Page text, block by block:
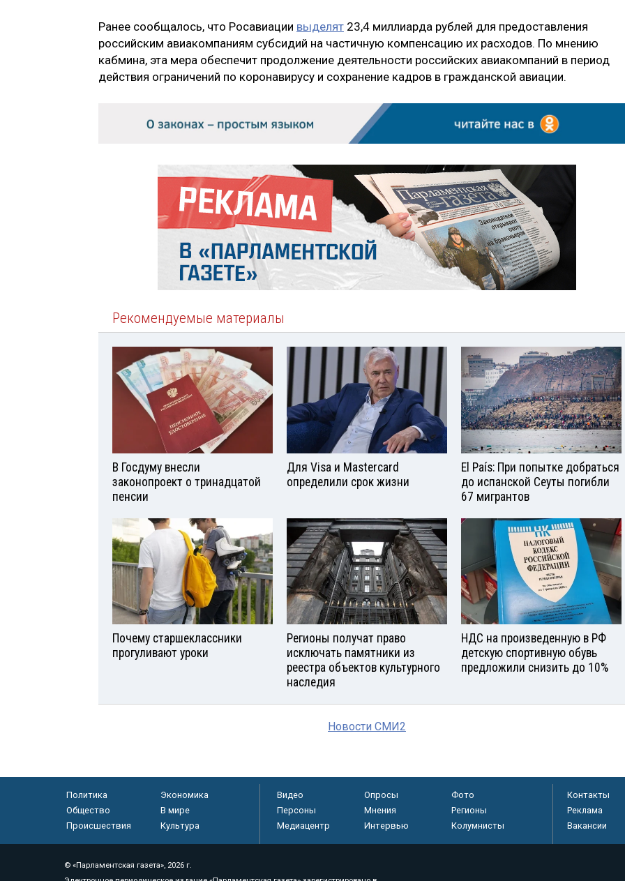
Ранее сообщалось, что Росавиации выделят 23,4 миллиарда рублей для предоставления
российским авиакомпаниям субсидий на частичную компенсацию их расходов. По мнению
кабмина, эта мера обеспечит продолжение деятельности российских авиакомпаний в период
действия ограничений по коронавирусу и сохранение кадров в гражданской авиации.
Рекомендуемые материалы
В Госдуму внесли
законопроект о тринадцатой
пенсии
Для Visа и Mastercard
определили срок жизни
El País: При попытке добраться
до испанской Сеуты погибли
67 мигрантов
Почему старшеклассники
прогуливают уроки
Регионы получат право
исключать памятники из
реестра объектов культурного
наследия
НДС на произведенную в РФ
детскую спортивную обувь
предложили снизить до 10%
Новости СМИ2
Политика
Экономика
Общество
В мире
Происшествия
Культура
Видео Опросы
Фото
Персоны
Мнения
Регионы
Медиацентр
Интервью Колумнисты
Контакты
Реклама
Вакансии
© «Парламентская газета», 2026 г.